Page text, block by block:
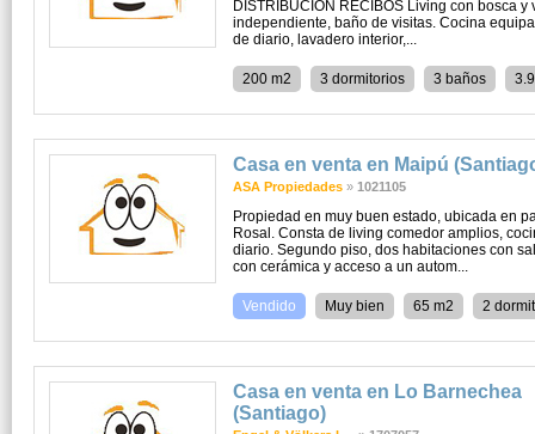
DISTRIBUCION RECIBOS Living con bosca
independiente, baño de visitas. Cocina
de diario, lavadero interior,...
200 m2 3 dormitorios 3 baños
Casa en venta en Maipú
ASA Propiedades » 1021105
Propiedad en muy buen estado, ubicada en
Rosal. Consta de living comedor amplios,
diario. Segundo piso, dos habitaciones con
con cerámica y acceso a un autom...
Vendido Muy bien 65 m2 2
Casa en venta en Lo Barnechea
(Santiago)